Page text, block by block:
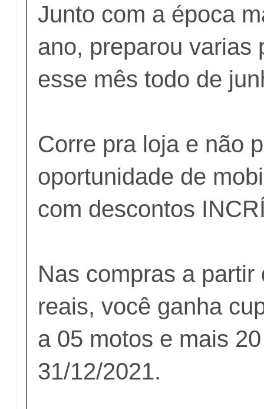
Junto com a época
ano, preparou varias
esse mês todo de
Corre pra loja e não
oportunidade de
com descontos
Nas compras a partir
reais, você ganha
a 05 motos e mais
31/12/2021.